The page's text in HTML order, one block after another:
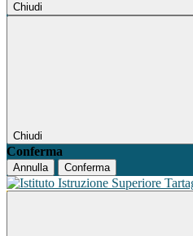
Chiudi
Chiudi
Conferma
Annulla Conferma